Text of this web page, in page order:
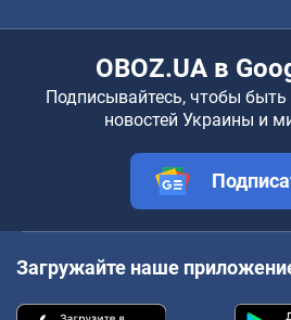
OBOZ.UA в
Подписывайтесь, чтобы быть
новостей Украины и
Загружайте наше